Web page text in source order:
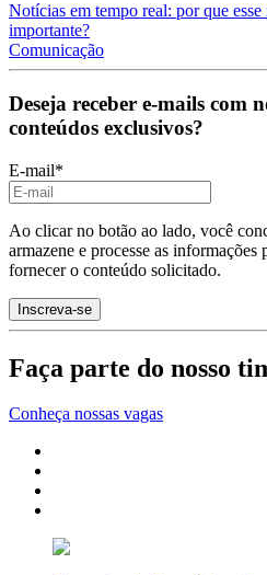
Notícias em tempo real: por que
importante?
Comunicação
Deseja receber e-mails com
conteúdos exclusivos?
E-mail*
Ao clicar no botão ao lado, você
armazene e processe as informações
fornecer o conteúdo solicitado.
Faça parte do nosso
Conheça nossas vagas